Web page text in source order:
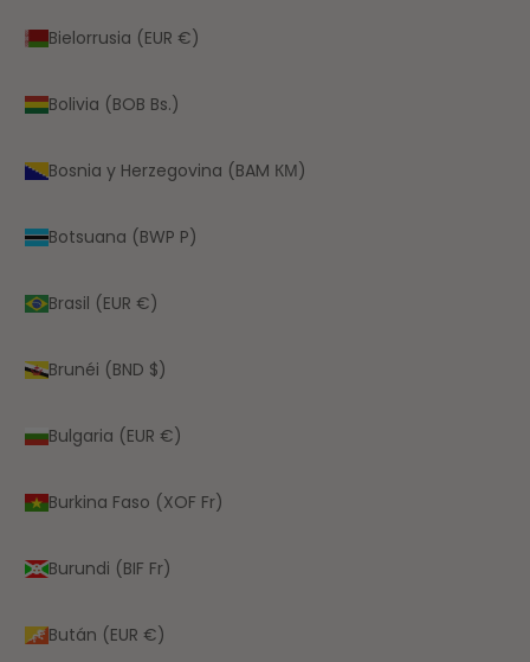
Bielorrusia (EUR €)
Bolivia (BOB Bs.)
Bosnia y Herzegovina (BAM КМ)
Botsuana (BWP P)
Brasil (EUR €)
Brunéi (BND $)
Bulgaria (EUR €)
Burkina Faso (XOF Fr)
Burundi (BIF Fr)
Bután (EUR €)